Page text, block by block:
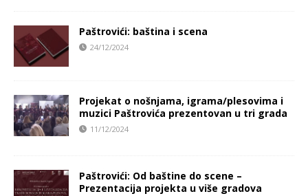
Paštrovići: baština i scena
24/12/2024
Projekat o nošnjama, igrama/plesovima i
muzici Paštrovića prezentovan u tri grada
11/12/2024
Paštrovići: Od baštine do scene –
Prezentacija projekta u više gradova